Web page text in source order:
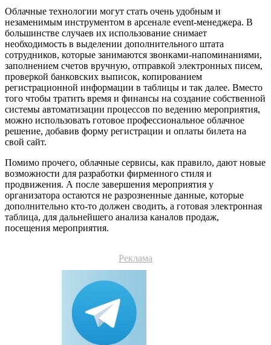
Облачные технологии могут стать очень удобным и
незаменимым инструментом в арсенале event-менеджера. В
большинстве случаев их использование снимает
необходимость в выделении дополнительного штата
сотрудников, которые занимаются звонками-напоминаниями,
заполнением счетов вручную, отправкой электронных писем,
проверкой банковских выписок, копированием
регистрационной информации в таблицы и так далее. Вместо
того чтобы тратить время и финансы на создание собственной
системы автоматизации процессов по ведению мероприятия,
можно использовать готовое профессиональное облачное
решение, добавив форму регистрации и оплаты билета на
свой сайт.
Помимо прочего, облачные сервисы, как правило, дают новые
возможности для разработки фирменного стиля и
продвижения. А после завершения мероприятия у
организатора остаются не разрозненные данные, которые
дополнительно кто-то должен сводить, а готовая электронная
таблица, для дальнейшего анализа каналов продаж,
посещения мероприятия.
Реклама